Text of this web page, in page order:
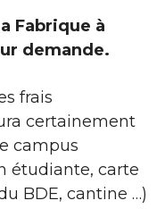
Fabrique à
demande.
frais
certainement
campus
étudiante, carte
BDE, cantine …)